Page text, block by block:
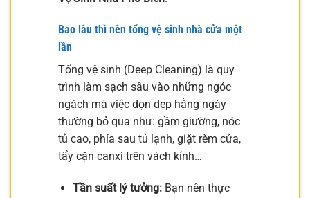
Bao lâu thì nên tổng vệ sinh nhà cửa một
lần
Tổng vệ sinh (Deep Cleaning) là quy
trình làm sạch sâu vào những ngóc
ngách mà việc dọn dẹp hằng ngày
thường bỏ qua như: gầm giường, nóc
tủ cao, phía sau tủ lạnh, giặt rèm cửa,
tẩy cặn canxi trên vách kính…
Tần suất lý tưởng:Bạn nên thực